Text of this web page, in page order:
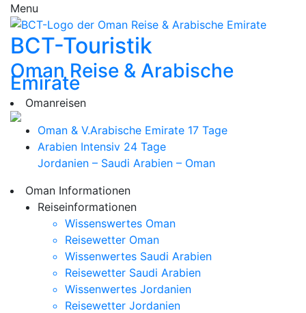
Menu
BCT-Touristik
Oman Reise & Arabische
Emirate
Omanreisen
Oman & V.Arabische Emirate 17 Tage
Arabien Intensiv 24 Tage
Jordanien – Saudi Arabien – Oman
Oman Informationen
Reiseinformationen
Wissenswertes Oman
Reisewetter Oman
Wissenwertes Saudi Arabien
Reisewetter Saudi Arabien
Wissenwertes Jordanien
Reisewetter Jordanien